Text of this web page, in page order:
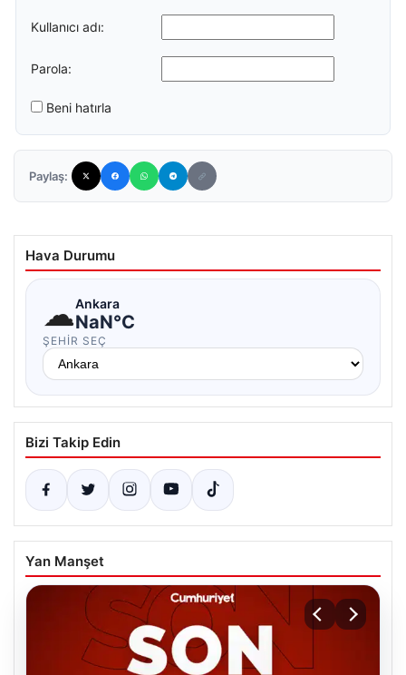
Kullanıcı adı:
Parola:
Beni hatırla
Paylaş:
Hava Durumu
☁Ankara
NaN°C
ŞEHIR SEÇ
Bizi Takip Edin
Yan Manşet